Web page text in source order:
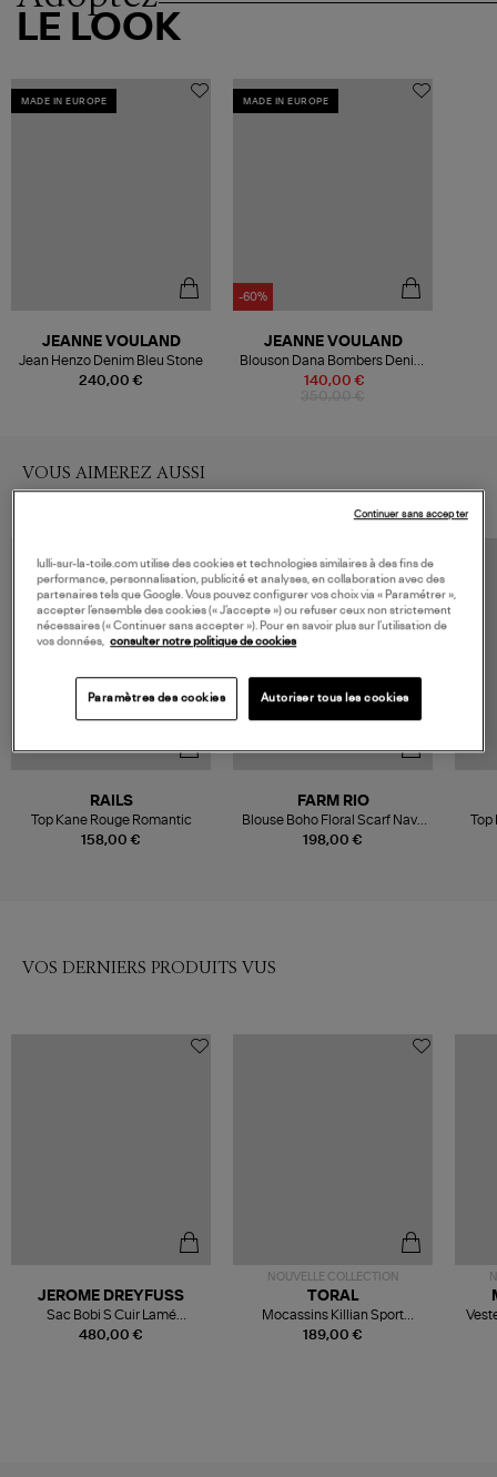
LE LOOK
MADE IN EUROPE
240,00 €
JEANNE VOULAND
Jean Henzo Denim Bleu Stone
MADE IN EUROPE
-60%
140,00 €
JEANNE VOULAND
Blouson Dana Bombers Denim
Stone Noir
VOUS AIMEREZ AUSSI
158,00 €
RAILS
Top Kane Rouge Romantic
198,00 €
FARM RIO
Blouse Boho Floral Scarf Navy
Blue
VOS DERNIERS PRODUITS VUS
480,00 €
JEROME DREYFUSS
Sac Bobi S Cuir Lamé
Champagne
NOUVELLE COLLECTION
189,00 €
TORAL
Mocassins Killian Sport
Mousse
lulli-sur-la-toile.com utilise des cookies et technologies similaires à des fins de
performance, personnalisation, publicité et analyses, en collaboration avec des
partenaires tels que Google. Vous pouvez configurer vos choix via « Paramétrer »,
accepter l’ensemble des cookies (« J’accepte ») ou refuser ceux non strictement
nécessaires (« Continuer sans accepter »). Pour en savoir plus sur l’utilisation de
vos données, consulter notre politique de cookies
Paramètres des cookies Autoriser tous les cookies
Continuer sans accepter